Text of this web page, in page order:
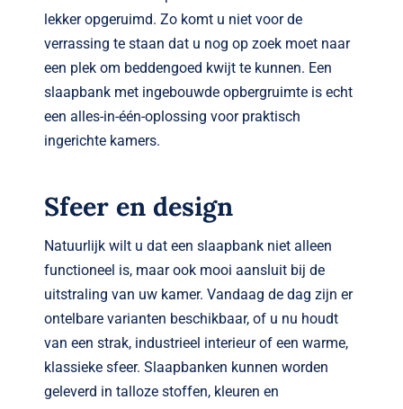
lekker opgeruimd. Zo komt u niet voor de
verrassing te staan dat u nog op zoek moet naar
een plek om beddengoed kwijt te kunnen. Een
slaapbank met ingebouwde opbergruimte is echt
een alles-in-één-oplossing voor praktisch
ingerichte kamers.
Sfeer en design
Natuurlijk wilt u dat een slaapbank niet alleen
functioneel is, maar ook mooi aansluit bij de
uitstraling van uw kamer. Vandaag de dag zijn er
ontelbare varianten beschikbaar, of u nu houdt
van een strak, industrieel interieur of een warme,
klassieke sfeer. Slaapbanken kunnen worden
geleverd in talloze stoffen, kleuren en